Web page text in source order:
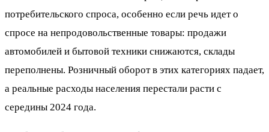
потребительского спроса, особенно если речь идет о
спросе на непродовольственные товары: продажи
автомобилей и бытовой техники снижаются, склады
переполнены. Розничный оборот в этих категориях падает,
а реальные расходы населения перестали расти с
середины 2024 года.